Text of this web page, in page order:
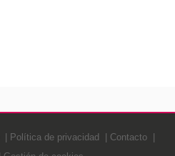
Política de privacidad
Contacto